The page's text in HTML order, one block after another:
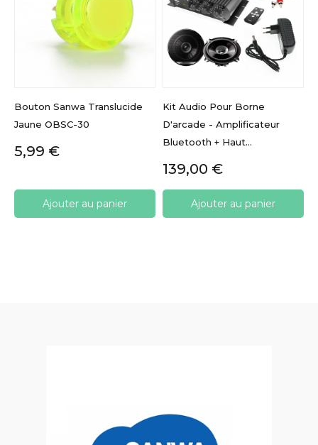
Bouton Sanwa Translucide
Jaune OBSC-30
Prix
5,99 €
Ajouter au panier
Kit Audio Pour Borne
D'arcade - Amplificateur
Bluetooth + Haut...
Prix
139,00 €
Ajouter au panier